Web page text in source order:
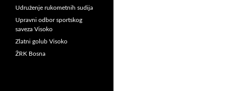
Udruženje rukometnih sudija
Upravni odbor sportskog
saveza Visoko
Zlatni golub Visoko
ŽRK Bosna